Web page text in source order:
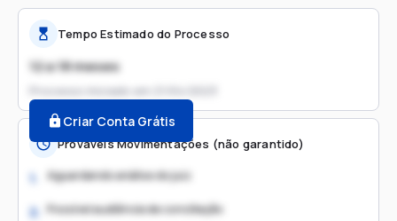
Tempo Estimado do Processo
12 a 18 meses
Processo iniciado em
Criar Conta Grátis
Prováveis Movimentações (não garantido)
1. Aguardando análise do juiz
2. Possível audiência de conciliação